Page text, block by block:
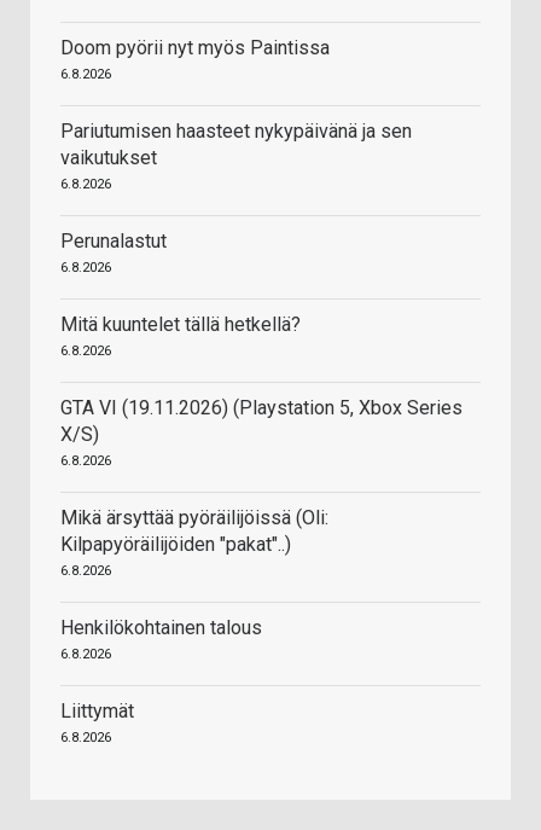
Doom pyörii nyt myös Paintissa
6.8.2026
Pariutumisen haasteet nykypäivänä ja sen
vaikutukset
6.8.2026
Perunalastut
6.8.2026
Mitä kuuntelet tällä hetkellä?
6.8.2026
GTA VI (19.11.2026) (Playstation 5, Xbox Series
X/S)
6.8.2026
Mikä ärsyttää pyöräilijöissä (Oli:
Kilpapyöräilijöiden "pakat"..)
6.8.2026
Henkilökohtainen talous
6.8.2026
Liittymät
6.8.2026